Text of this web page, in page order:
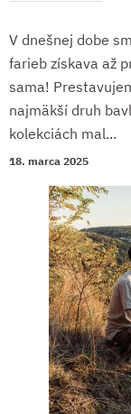
V dnešnej dobe
farieb získava až
sama!
najmäkší druh
kolekciách mal...
18. marca 2025